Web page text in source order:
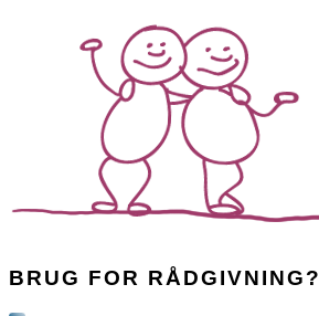
BRUG FOR RÅDGIVNING?